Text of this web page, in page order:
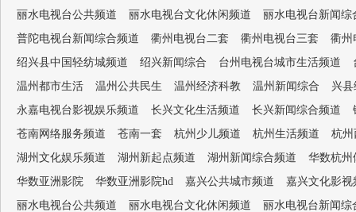
丽水电视台公共频道
丽水电视台文化休闲频道
丽水电视台新闻综
普陀电视台新闻综合频道
衢州电视台二套 衢州电视台三套
衢州
绍兴县中国轻纺城频道
绍兴新闻综合 台州电视台城市生活频道
温州都市生活
温州公共民生 温州经济科教 温州新闻综合
兴
永嘉电视台影视娱乐频道
长兴文化生活频道 长兴新闻综合频道
苍南网络服务频道
苍南一套 杭州少儿频道 杭州生活频道
杭州
湖州文化娱乐频道
湖州新起点频道 湖州新闻综合频道
华数杭州
华数亚洲影院
华数亚洲影院hd 嘉兴公共城市频道
嘉兴文化影视
丽水电视台公共频道
丽水电视台文化休闲频道
丽水电视台新闻综